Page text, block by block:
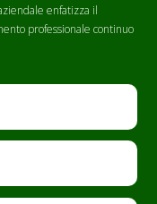
enfatizza il
professionale continuo